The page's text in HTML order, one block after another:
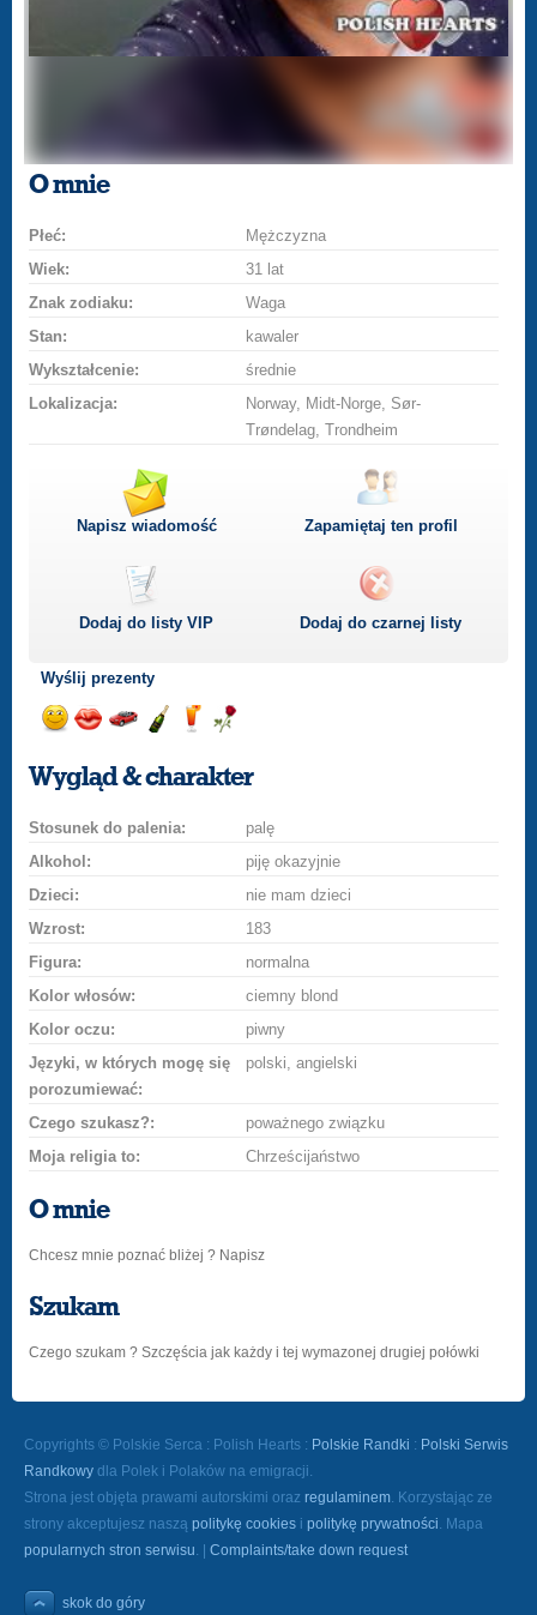
O mnie
Płeć:
Mężczyzna
Wiek:
31 lat
Znak zodiaku:
Waga
Stan:
kawaler
Wykształcenie:
średnie
Lokalizacja:
Norway, Midt-Norge, Sør-
Trøndelag, Trondheim
Napisz wiadomość Zapamiętaj ten profil
Dodaj do listyVIP Dodaj do czarnej listy
Wyślij prezenty
uśmiech
buziakasamochodem
szampana
drinka
różę
Wygląd & charakter
Stosunek do palenia:
palę
Alkohol:
piję okazyjnie
Dzieci:
nie mam dzieci
Wzrost:
183
Figura:
normalna
Kolor włosów:
ciemny blond
Kolor oczu:
piwny
Języki, w których mogę się
porozumiewać:
polski, angielski
Czego szukasz?:
poważnego związku
Moja religia to:
Chrześcijaństwo
O mnie
Chcesz mnie poznać bliżej ? Napisz
Szukam
Czego szukam ? Szczęścia jak każdy i tej wymazonej drugiej połówki
Copyrights © Polskie Serca : Polish Hearts : Polskie Randki : Polski Serwis
Randkowy dla Polek i Polaków na emigracji.
Strona jest objęta prawami autorskimi oraz regulaminem. Korzystając ze
strony akceptujesz naszą politykę cookies i politykę prywatności. Mapa
popularnych stron serwisu. | Complaints/take down request
skok do góry